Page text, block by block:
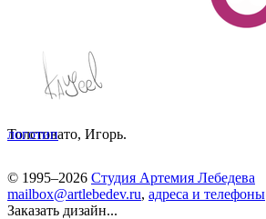
Толстовато, Игорь.
логотип
© 1995–2026 Студия Артемия Лебедева
mailbox@artlebedev.ru, адреса и телефоны
Заказать дизайн...